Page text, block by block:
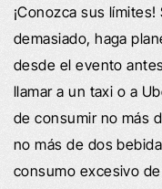
¡Conozca sus
demasiado, haga
desde el evento
llamar a un taxi o a
de consumir no más
no más de dos
consumo excesivo